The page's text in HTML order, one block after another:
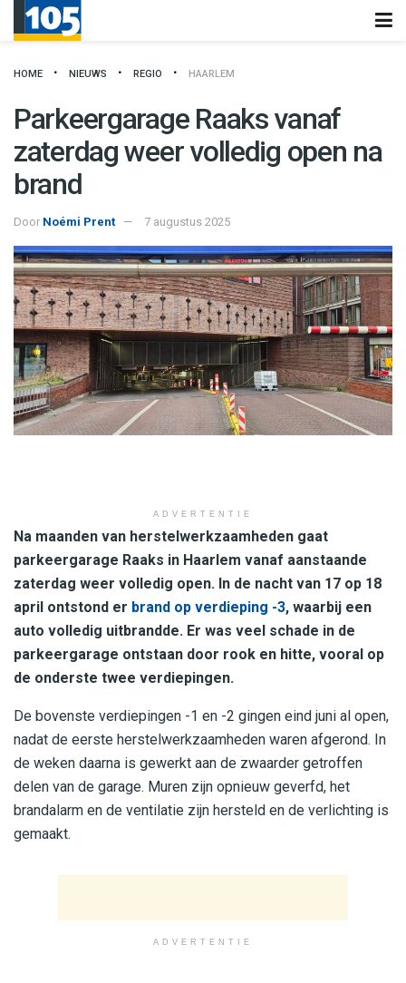
HOME NIEUWS REGIO HAARLEM
Parkeergarage Raaks vanaf
zaterdag weer volledig open na
brand
Door Noémi Prent 7 augustus 2025
ADVERTENTIE
Na maanden van herstelwerkzaamheden gaat
parkeergarage Raaks in Haarlem vanaf aanstaande
zaterdag weer volledig open. In de nacht van 17 op 18
april ontstond er brand op verdieping -3, waarbij een
auto volledig uitbrandde. Er was veel schade in de
parkeergarage ontstaan door rook en hitte, vooral op
de onderste twee verdiepingen.
De bovenste verdiepingen -1 en -2 gingen eind juni al open,
nadat de eerste herstelwerkzaamheden waren afgerond. In
de weken daarna is gewerkt aan de zwaarder getroffen
delen van de garage. Muren zijn opnieuw geverfd, het
brandalarm en de ventilatie zijn hersteld en de verlichting is
gemaakt.
ADVERTENTIE